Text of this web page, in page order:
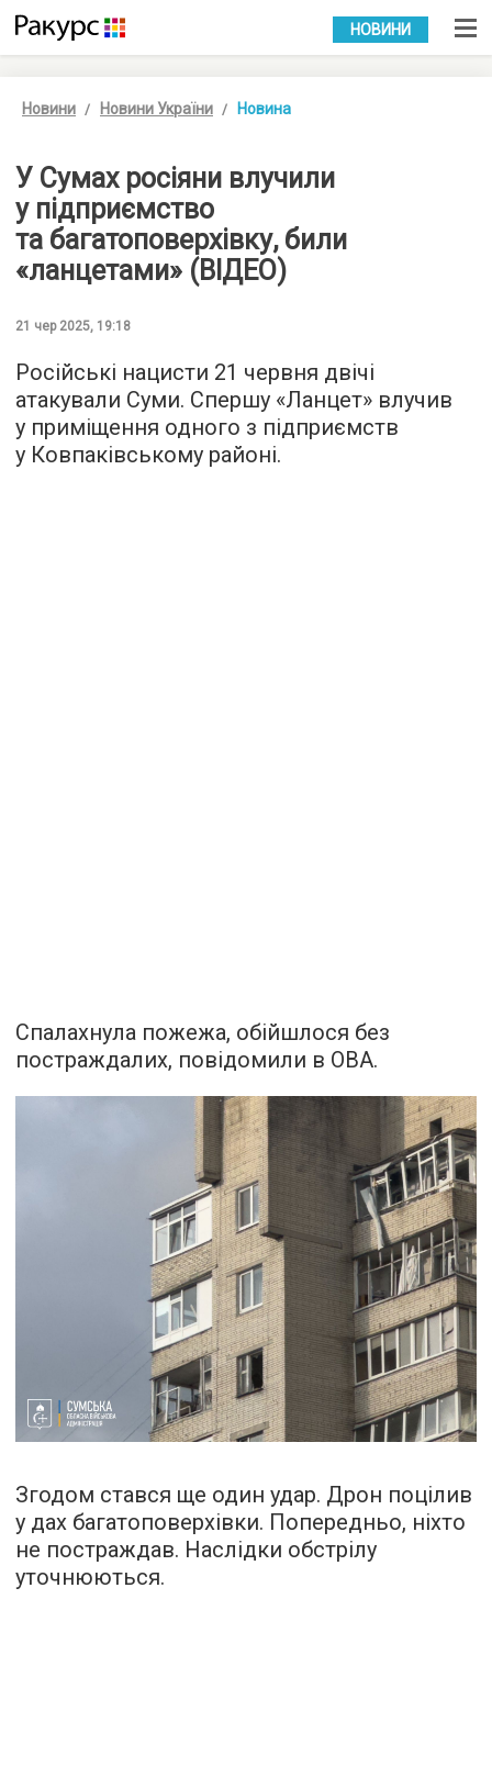
УКР РУС
НОВИНИ
Новини Новини України Новина
У Сумах росіяни влучили
у підприємство
та багатоповерхівку, били
«ланцетами» (ВІДЕО)
21 чер 2025, 19:18
Російські нацисти 21 червня двічі
атакували Суми. Спершу «Ланцет» влучив
у приміщення одного з підприємств
у Ковпаківському районі.
Спалахнула пожежа, обійшлося без
постраждалих, повідомили в ОВА.
Згодом стався ще один удар. Дрон поцілив
у дах багатоповерхівки. Попередньо, ніхто
не постраждав. Наслідки обстрілу
уточнюються.